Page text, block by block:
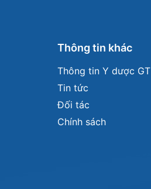
Thông tin khác
Thông tin Y dược GT
Tin tức
Đối tác
Chính sách